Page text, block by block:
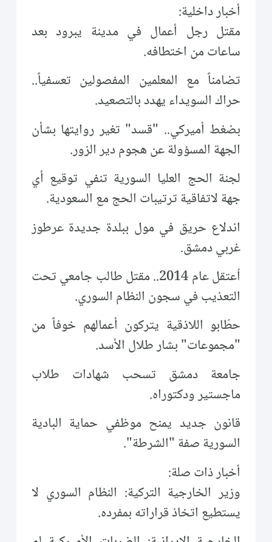
أخبار داخلية:
مقتل رجل أعمال في مدينة يبرود بعد
ساعات من اختطافه.
تضامناً مع المعلمين المفصولين تعسفياً..
حراك السويداء يهدد بالتصعيد.
بضغط أميركي.. "قسد" تغير روايتها بشأن
الجهة المسؤولة عن هجوم دير الزور.
لجنة الحج العليا السورية تنفي توقيع أي
جهة لاتفاقية ترتيبات الحج مع السعودية.
اندلاع حريق في مول ببلدة جديدة عرطوز
غربي دمشق.
اُعتقل عام 2014.. مقتل طالب جامعي تحت
التعذيب في سجون النظام السوري.
حطّابو اللاذقية يتركون أعمالهم خوفاً من
"مجموعات" بشار طلال الأسد.
جامعة دمشق تسحب شهادات طلاب
ماجستير ودكتوراه.
قانون جديد يمنح موظفي حماية البادية
السورية صفة "الشرطة".
أخبار ذات صلة:
وزير الخارجية التركية: النظام السوري لا
يستطيع اتخاذ قراراته بمفرده.